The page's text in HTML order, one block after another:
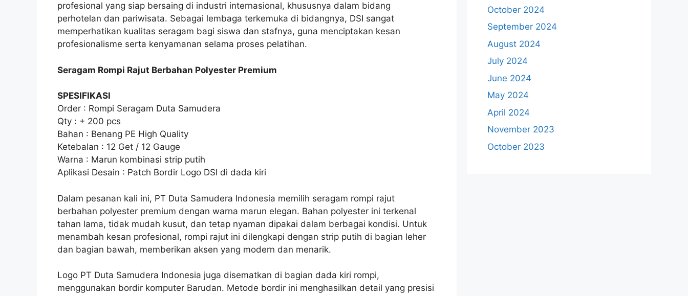
profesional yang siap bersaing di industri internasional, khususnya dalam bidang
perhotelan dan pariwisata. Sebagai lembaga terkemuka di bidangnya, DSI sangat
memperhatikan kualitas seragam bagi siswa dan stafnya, guna menciptakan kesan
profesionalisme serta kenyamanan selama proses pelatihan.
Seragam Rompi Rajut Berbahan Polyester Premium
SPESIFIKASI
Order : Rompi Seragam Duta Samudera
Qty : + 200 pcs
Bahan : Benang PE High Quality
Ketebalan : 12 Get / 12 Gauge
Warna : Marun kombinasi strip putih
Aplikasi Desain : Patch Bordir Logo DSI di dada kiri
Dalam pesanan kali ini, PT Duta Samudera Indonesia memilih seragam rompi rajut
berbahan polyester premium dengan warna marun elegan. Bahan polyester ini terkenal
tahan lama, tidak mudah kusut, dan tetap nyaman dipakai dalam berbagai kondisi. Untuk
menambah kesan profesional, rompi rajut ini dilengkapi dengan strip putih di bagian leher
dan bagian bawah, memberikan aksen yang modern dan menarik.
Logo PT Duta Samudera Indonesia juga disematkan di bagian dada kiri rompi,
menggunakan bordir komputer Barudan. Metode bordir ini menghasilkan detail yang presisi
October 2024
September 2024
August 2024
July 2024
June 2024
May 2024
April 2024
November 2023
October 2023